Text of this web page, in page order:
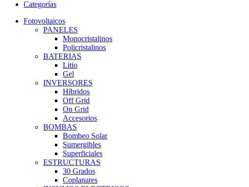
Categorías
Fotovoltaicos
PANELES
Monocristalinos
Policristalinos
BATERIAS
Litio
Gel
INVERSORES
Híbridos
Off Grid
On Grid
Accesorios
BOMBAS
Bombeo Solar
Sumergibles
Superficiales
ESTRUCTURAS
30 Grados
Coplanares